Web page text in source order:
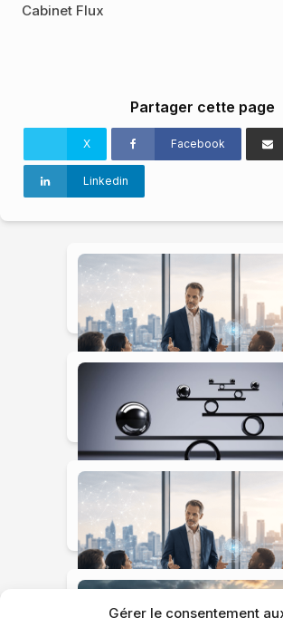
Gérer le consentement
Cabinet Flux
Partager cette page
X Facebook
Linkedin
Dirigeants de PME,
n’êtes plus seuls
décider
Santé de
santé du dirigeant :
vous étiez la
personne ne